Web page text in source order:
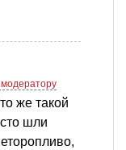
же такой
шли